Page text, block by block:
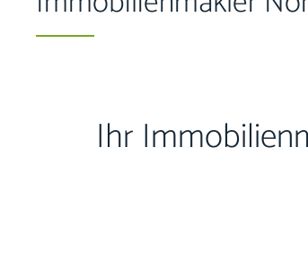
Ihr